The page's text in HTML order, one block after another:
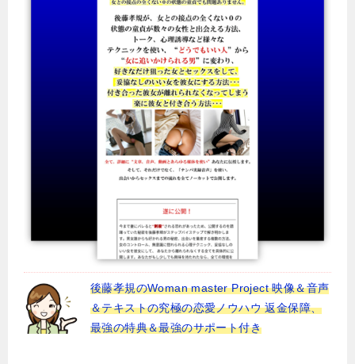
後藤孝規のWoman master Project 映像＆音声
＆テキストの究極の恋愛ノウハウ 返金保障、
最強の特典＆最強のサポート付き